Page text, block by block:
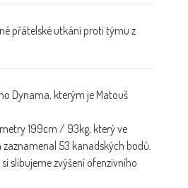
přátelské utkání proti týmu z
Dynama, kterým je Matouš
199cm / 93kg, který ve
53 kanadských bodů.
slibujeme zvýšení ofenzivního